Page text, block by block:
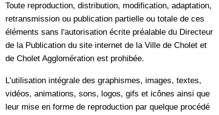
Toute reproduction, distribution, modification, adaptation,
retransmission ou publication partielle ou totale de ces
éléments sans l'autorisation écrite préalable du Directeur
de la Publication du site internet de la Ville de Cholet et
de Cholet Agglomération est prohibée.
L’utilisation intégrale des graphismes, images, textes,
vidéos, animations, sons, logos, gifs et icônes ainsi que
leur mise en forme de reproduction par quelque procédé